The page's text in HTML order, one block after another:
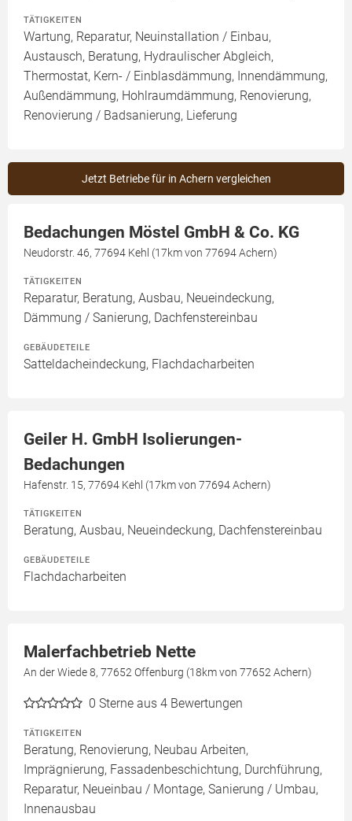
TÄTIGKEITEN
Wartung, Reparatur, Neuinstallation / Einbau,
Austausch, Beratung, Hydraulischer Abgleich,
Thermostat, Kern- / Einblasdämmung, Innendämmung,
Außendämmung, Hohlraumdämmung, Renovierung,
Renovierung / Badsanierung, Lieferung
Jetzt Betriebe für in Achern vergleichen
Bedachungen Möstel GmbH & Co. KG
Neudorstr. 46, 77694 Kehl (17km von 77694 Achern)
TÄTIGKEITEN
Reparatur, Beratung, Ausbau, Neueindeckung,
Dämmung / Sanierung, Dachfenstereinbau
GEBÄUDETEILE
Satteldacheindeckung, Flachdacharbeiten
Geiler H. GmbH Isolierungen-
Bedachungen
Hafenstr. 15, 77694 Kehl (17km von 77694 Achern)
TÄTIGKEITEN
Beratung, Ausbau, Neueindeckung, Dachfenstereinbau
GEBÄUDETEILE
Flachdacharbeiten
Malerfachbetrieb Nette
An der Wiede 8, 77652 Offenburg (18km von 77652 Achern)
0 Sterne aus 4 Bewertungen
TÄTIGKEITEN
Beratung, Renovierung, Neubau Arbeiten,
Imprägnierung, Fassadenbeschichtung, Durchführung,
Reparatur, Neueinbau / Montage, Sanierung / Umbau,
Innenausbau